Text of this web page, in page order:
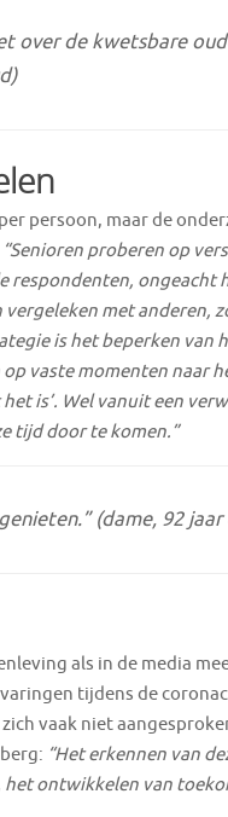
over de kwetsbare
persoon, maar de
“Senioren proberen op
ongeacht
met anderen,
is het beperken
vaste momenten naar
is’. Wel vanuit een
tijd door te komen.”
(dame, 92
als in de media
tijdens de
vaak niet
“Het erkennen van
ontwikkelen van